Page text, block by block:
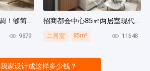
这对夫妻的家好有格调！够简洁还复古，好打扫卫生太贴心~
9879
招商都会中心85㎡两居室现代简约风装修案例
二居室 85m² 11648
我家设计成这样多少钱？